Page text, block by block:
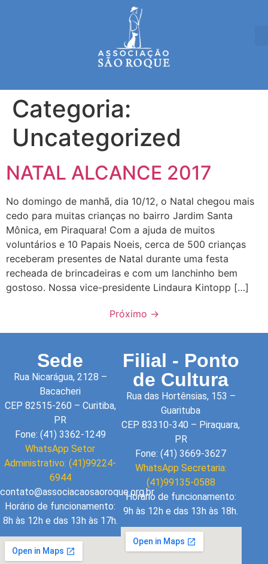
Categoria:
Uncategorized
NATAL ALCANCE 2017
No domingo de manhã, dia 10/12, o Natal chegou mais
cedo para muitas crianças no bairro Jardim Santa
Mônica, em Piraquara! Com a ajuda de muitos
voluntários e 10 Papais Noeis, cerca de 500 crianças
receberam presentes de Natal durante uma festa
recheada de brincadeiras e com um lanchinho bem
gostoso. Nossa vice-presidente Lindaura Kintopp […]
Próximo →
Sede
Rua Nicarágua, 2128 –
Bacacheri
CEP 82515-260 – Curitiba,
PR
Fone: (41) 3362-1249
WhatsApp Setor
Administrativo: (41)99224-
6944
contato@associacaosaoroque.org.br
Horário de funcionamento:
8h às 12h e das 13h às 17h.
Filial - Ponto
de Cultura
Rua das Hortênsias, 153 –
Guarituba
CEP 83310-340 – Piraquara,
PR
Fone: (41) 3669-3627
WhatsApp Secretaria:
(41)99135-0588
Horário de funcionamento:
9h às 12h e das 13h às 18h.